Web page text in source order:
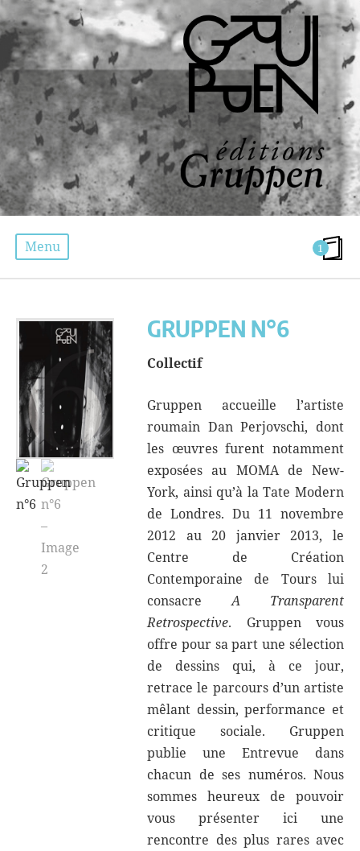
Menu 1
GRUPPEN N°6
GRUPPEN N°6
Collectif
Gruppen accueille l’artiste
roumain Dan Perjovschi, dont
les œuvres furent notamment
exposées au MOMA de New-
York, ainsi qu’à la Tate Modern
de Londres. Du 11 novembre
2012 au 20 janvier 2013, le
Centre de Création
Contemporaine de Tours lui
consacreA Transparent
Retrospective. Gruppen vous
offre pour sa part une sélection
de dessins qui, à ce jour,
retrace le parcours d’un artiste
mêlant dessin, performance et
critique sociale. Gruppen
publie une Entrevue dans
chacun de ses numéros. Nous
sommes heureux de pouvoir
vous présenter ici une
rencontre des plus rares avec